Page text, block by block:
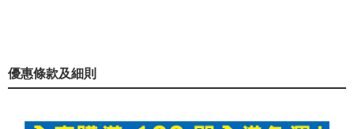
優惠條款及細則